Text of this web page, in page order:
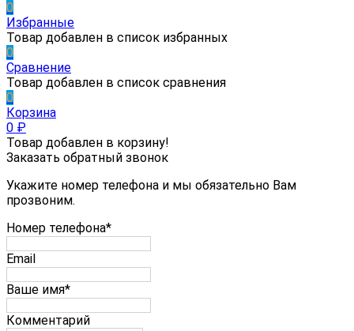
0
Избранные
Товар добавлен в список избранных
0
Сравнение
Товар добавлен в список сравнения
0
Корзина
0 ₽
Товар добавлен в корзину!
Заказать обратный звонок
Укажите номер телефона и мы обязательно Вам
прозвоним.
Номер телефона*
Email
Ваше имя*
Комментарий